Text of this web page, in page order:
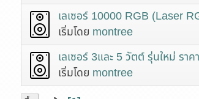
เลเซอร์ 10000 RGB (Laser
เริ่มโดย montree
เลเซอร์ 3และ 5 วัตต์ รุ่นใหม่ ร
เริ่มโดย montree